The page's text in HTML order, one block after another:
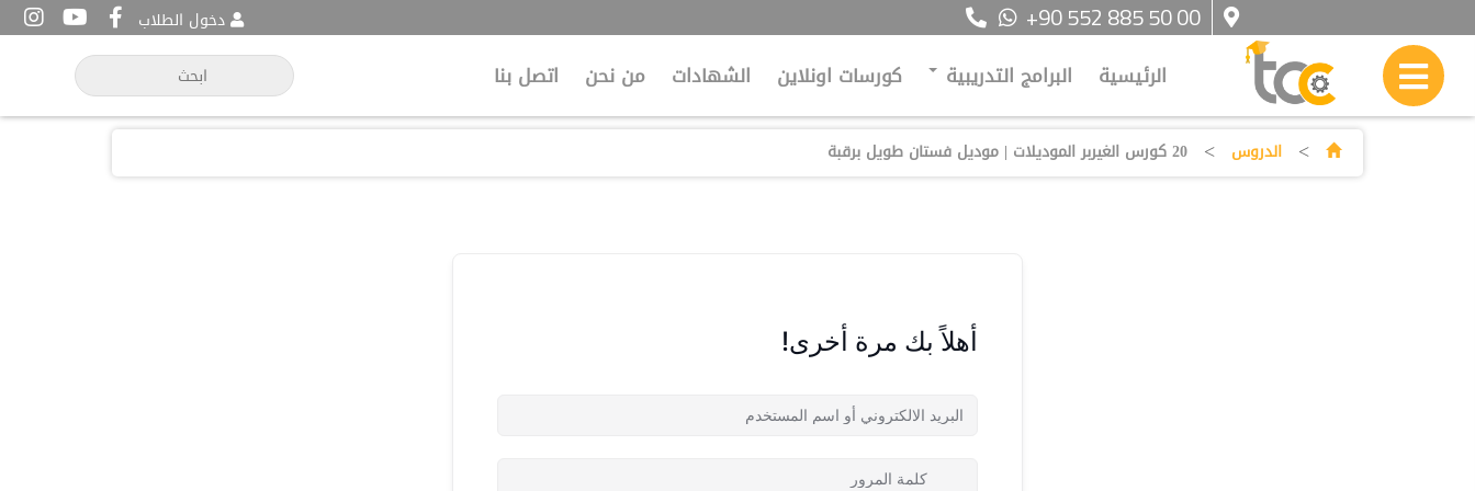
+90 552 885 50 00 دخول الطلاب
الرئيسية البرامج التدريبية كورسات اونلاين الشهادات من نحن اتصل بنا
> الدروس > 20 كورس الغيربر الموديلات | موديل فستان طويل برقبة
أهلاً بك مرة أخرى!